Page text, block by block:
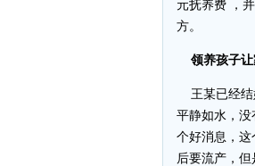
元抚养费 ，
方。
领养孩子让
王某已经结
平静如水，
个好消息，这
后要流产，